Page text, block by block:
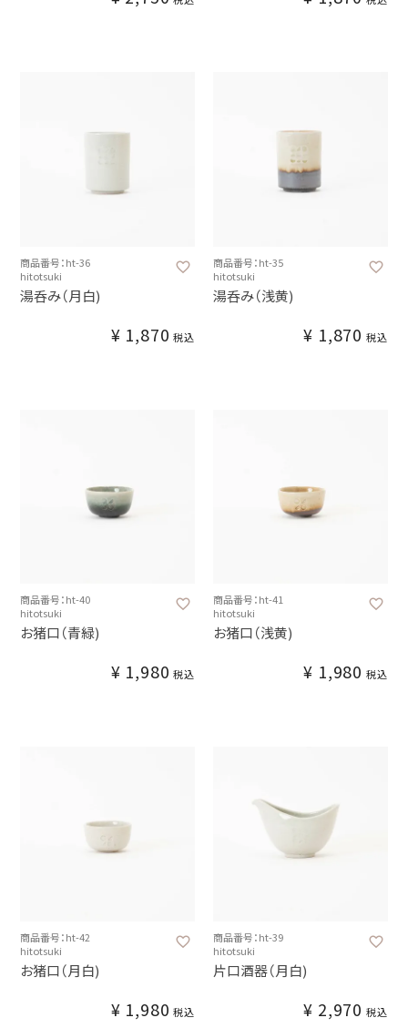
商品番号：ht-36
hitotsuki
湯呑み（月白)
¥ 1,870 税込
商品番号：ht-35
hitotsuki
湯呑み（浅黄)
¥ 1,870 税込
商品番号：ht-40
hitotsuki
お猪口（青緑)
¥ 1,980 税込
商品番号：ht-41
hitotsuki
お猪口（浅黄)
¥ 1,980 税込
商品番号：ht-42
hitotsuki
お猪口（月白)
¥ 1,980 税込
商品番号：ht-39
hitotsuki
片口酒器（月白)
¥ 2,970 税込